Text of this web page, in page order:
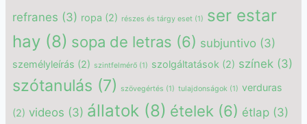
refranes (3) ropa (2) részes és tárgy eset (1) ser estar
hay (8) sopa de letras (6) subjuntivo (3)
személyleírás (2) szintfelmérő (1) szolgáltatások (2) színek (3)
szótanulás (7) szövegértés (1) tulajdonságok (1) verduras
(2) videos (3) állatok (8) ételek (6) étlap (3)